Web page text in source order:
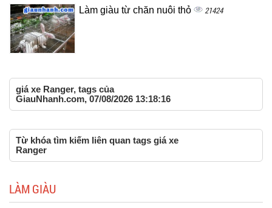
Làm giàu từ chăn nuôi thỏ 21424
giá xe Ranger, tags của
GiauNhanh.com, 07/08/2026 13:18:16
Từ khóa tìm kiếm liên quan tags giá xe
Ranger
LÀM GIÀU